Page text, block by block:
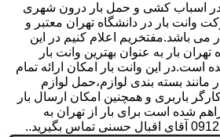
در اسباب کشی و حمل بار درون شهری
وانت بار در دانشگاه تهران معتبر و
می باشد.مفتخریم اعلام کنیم در این
بار به عنوان بهترین وانت بار
است.در این وانت بار امکان ارائه تمام
بسته بندی لوازم،حمل لوازم
باربری و همچنین امکان ارسال بار
شده است برای بار از تهران به